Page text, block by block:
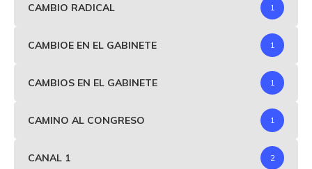
CAMBIO RADICAL 1
CAMBIOE EN EL GABINETE 1
CAMBIOS EN EL GABINETE 1
CAMINO AL CONGRESO 1
CANAL 1 2